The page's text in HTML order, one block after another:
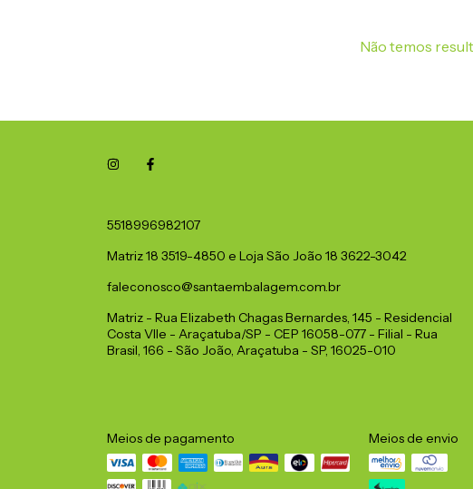
Não temos
5518996982107
Matriz 18 3519-4850 e Loja São João 18 3622-3042
faleconosco@santaembalagem.com.br
Matriz - Rua Elizabeth Chagas Bernardes, 145 - Residencial
Costa Vlle - Araçatuba/SP - CEP 16058-077 - Filial - Rua
Brasil, 166 - São João, Araçatuba - SP, 16025-010
Meios de pagamento Meios de envio